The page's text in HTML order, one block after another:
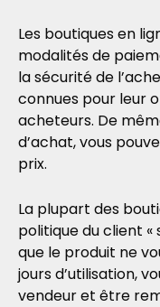
Les boutiques en
modalités de
la sécurité de
connues pour leur
acheteurs. De
d’achat, vous
prix.
La plupart des
politique du client «
que le produit ne
jours d’utilisation,
vendeur et être